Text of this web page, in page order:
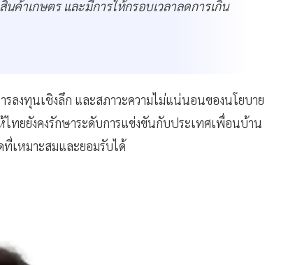
ค้าเกษตร และมีการให้กรอบเวลาลดการเกิน
รลงทุนเชิงลึก และสภาวะความไม่แน่นอนของนโยบาย
ทยยังคงรักษาระดับการแข่งขันกับประเทศเพื่อนบ้าน
ที่เหมาะสมและยอมรับได้